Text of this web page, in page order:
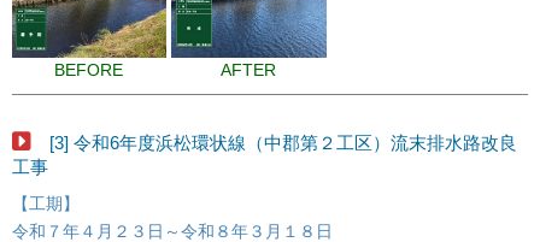
BEFORE AFTER
[3] 令和6年度浜松環状線（中郡第２工区）流末排水路改良
工事
【工期】
令和７年４月２３日～令和８年３月１８日